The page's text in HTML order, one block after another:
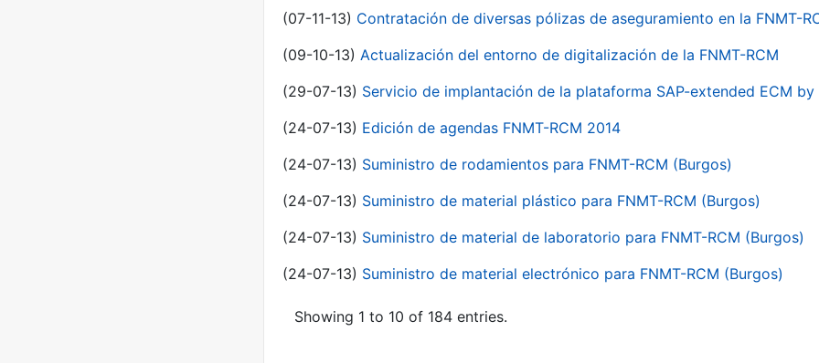
(07-11-13) Contratación de diversas pólizas de aseguramiento en la FNMT-
(09-10-13) Actualización del entorno de digitalización de la FNMT-RCM
(29-07-13) Servicio de implantación de la plataforma SAP-extended ECM by
(24-07-13) Edición de agendas FNMT-RCM 2014
(24-07-13) Suministro de rodamientos para FNMT-RCM (Burgos)
(24-07-13) Suministro de material plástico para FNMT-RCM (Burgos)
(24-07-13) Suministro de material de laboratorio para FNMT-RCM (Burgos)
(24-07-13) Suministro de material electrónico para FNMT-RCM (Burgos)
Showing 1 to 10 of 184 entries.